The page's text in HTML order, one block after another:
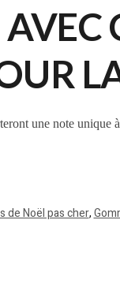
une note unique
de Noël pas cher,